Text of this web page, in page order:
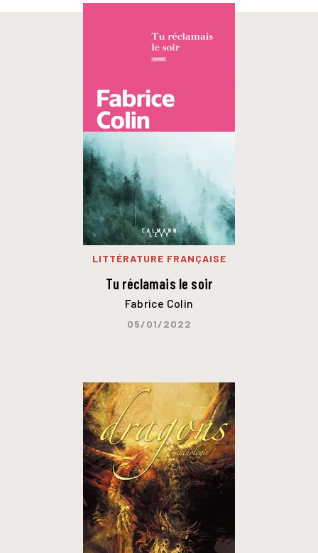
LITTÉRATURE FRANÇAISE
Tu réclamais le soir
Fabrice Colin
05/01/2022